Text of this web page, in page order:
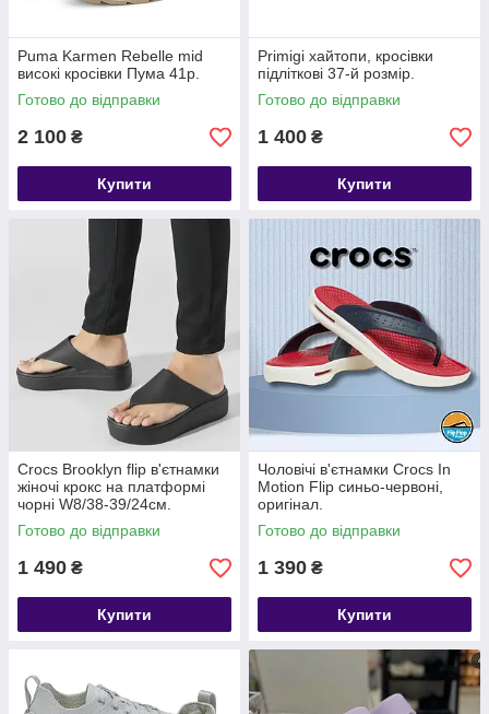
Puma Karmen Rebelle mid
високі кросівки Пума 41р.
Готово до відправки
2 100 ₴
Купити
Primigi хайтопи, кросівки
підліткові 37-й розмір.
Готово до відправки
1 400 ₴
Купити
Crocs Brooklyn flip в'єтнамки
жіночі крокс на платформі
чорні W8/38-39/24см.
Готово до відправки
1 490 ₴
Купити
Чоловічі в'єтнамки Crocs In
Motion Flip синьо-червоні,
оригінал.
Готово до відправки
1 390 ₴
Купити